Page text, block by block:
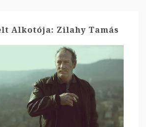
Alkotója: Zilahy Tamás